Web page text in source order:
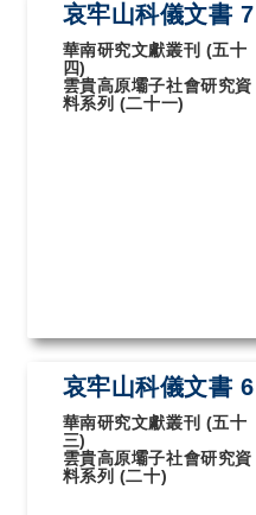
哀牢山科儀文書 7
華南研究文獻叢刊 (五十
四)
雲貴高原壩子社會研究資
料系列 (二十一)
哀牢山科儀文書 6
華南研究文獻叢刊 (五十
三)
雲貴高原壩子社會研究資
料系列 (二十)